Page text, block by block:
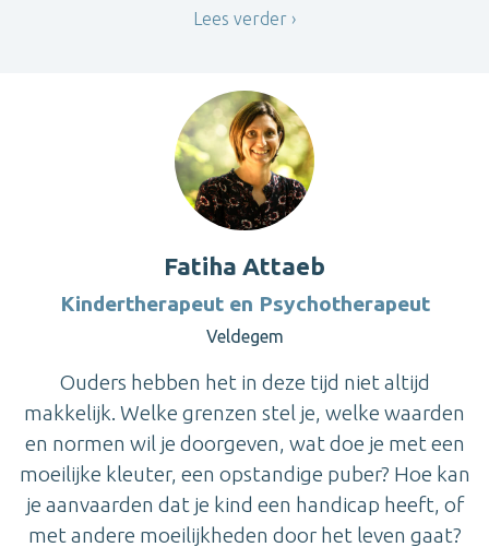
Lees verder
Fatiha Attaeb
Kindertherapeut en Psychotherapeut
Veldegem
Ouders hebben het in deze tijd niet altijd
makkelijk. Welke grenzen stel je, welke waarden
en normen wil je doorgeven, wat doe je met een
moeilijke kleuter, een opstandige puber? Hoe kan
je aanvaarden dat je kind een handicap heeft, of
met andere moeilijkheden door het leven gaat?